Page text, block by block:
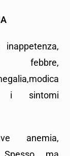
i sintomi
anemia,